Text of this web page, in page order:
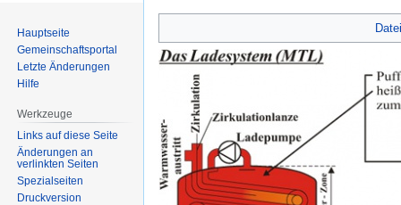
Navigation
springen
Suche
springen
Hauptseite
Gemeinschafts­portal
Letzte Änderungen
Hilfe
Werkzeuge
Links auf diese Seite
Änderungen an
verlinkten Seiten
Spezialseiten
Druckversion